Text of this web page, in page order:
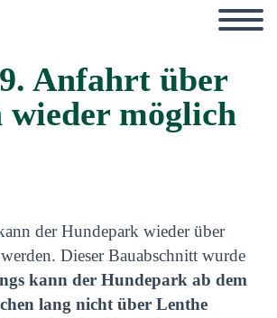
Anfahrt über
wieder möglich
der Hundepark wieder über
Dieser Bauabschnitt wurde
kann der Hundepark ab dem
lang nicht über Lenthe